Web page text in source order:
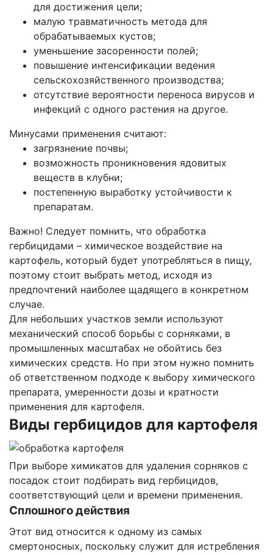
для достижения цели;
малую травматичность метода для
обрабатываемых кустов;
уменьшение засоренности полей;
повышение интенсификации ведения
сельскохозяйственного производства;
отсутствие вероятности переноса вирусов и
инфекций с одного растения на другое.
Минусами применения считают:
загрязнение почвы;
возможность проникновения ядовитых
веществ в клубни;
постепенную выработку устойчивости к
препаратам.
Важно! Следует помнить, что обработка
гербицидами – химическое воздействие на
картофель, который будет употребляться в пищу,
поэтому стоит выбрать метод, исходя из
предпочтений наиболее щадящего в конкретном
случае.
Для небольших участков земли используют
механический способ борьбы с сорняками, в
промышленных масштабах не обойтись без
химических средств. Но при этом нужно помнить
об ответственном подходе к выбору химического
препарата, умеренности дозы и кратности
применения для картофеля.
Виды гербицидов для картофеля
При выборе химикатов для удаления сорняков с
посадок стоит подбирать вид гербицидов,
соответствующий цели и времени применения.
Сплошного действия
Этот вид относится к одному из самых
смертоносных, поскольку служит для истребления